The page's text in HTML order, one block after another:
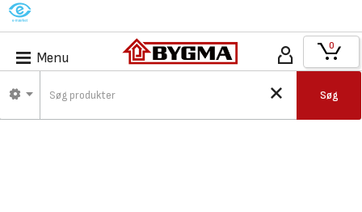
M
Menu
Søg
0